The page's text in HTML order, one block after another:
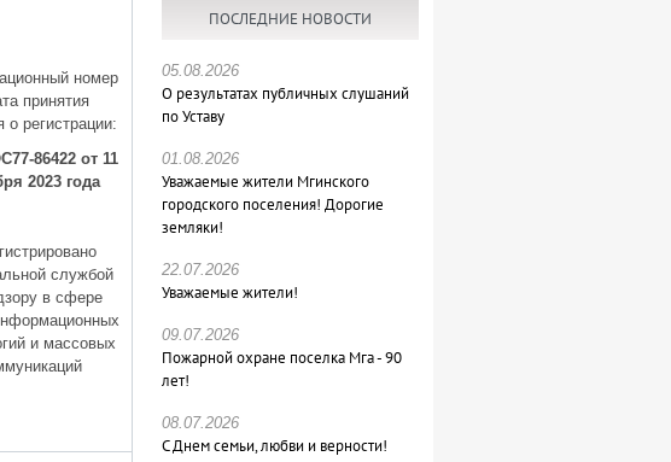
номер
принятия
о регистрации:
86422 от 11
2023 года
службой
в сфере
и массовых
ПОСЛЕДНИЕ НОВОСТИ
05.08.2026
О результатах публичных слушаний
по Уставу
01.08.2026
Уважаемые жители Мгинского
городского поселения! Дорогие
земляки!
22.07.2026
Уважаемые жители!
09.07.2026
Пожарной охране поселка Мга - 90
лет!
08.07.2026
С Днем семьи, любви и верности!